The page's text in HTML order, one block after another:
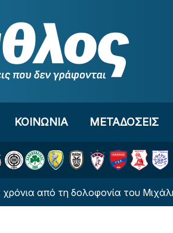
ΚΟΙΝΩΝΙΑ ΜΕΤΑΔΟΣΕΙΣ
από τη δολοφονία του Μιχάλη